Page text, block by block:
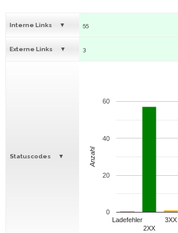
Interne Links 55
Externe Links 3
Statuscodes
Ladefehler
2XX
3XX
0
20
40
60
Anzahl